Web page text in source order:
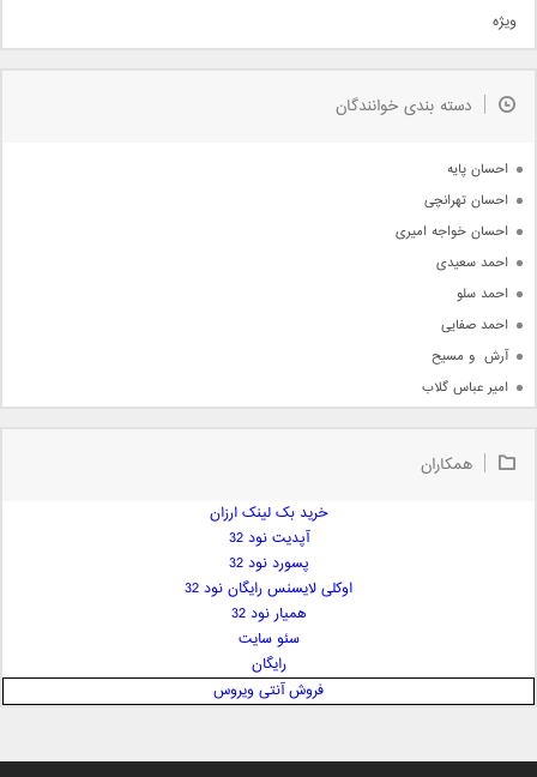
دمو
مذهبی
جدیدترین ها
ویژه
دسته بندی خوانندگان
احسان پایه
احسان تهرانچی
احسان خواجه امیری
احمد سعیدی
احمد سلو
احمد صفایی
آرش  و مسیح
امیر عباس گلاب
امیر علی
ایمان غلامی
بابک جهانبخش
همکاران
خرید بک لینک ارزان
آپدیت نود 32
پسورد نود 32
اوکلی لایسنس رایگان نود 32
همیار نود 32
سئو سایت
رایگان
فروش آنتی ویروس